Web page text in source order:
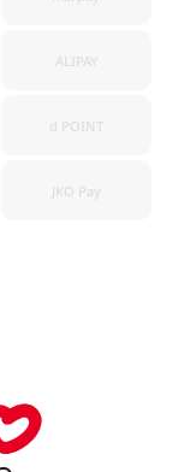
ALIPAY
d POINT
JKO Pay